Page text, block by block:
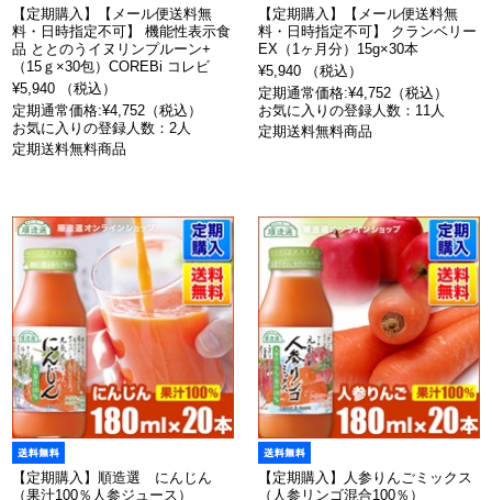
【定期購入】【メール便送料無
料・日時指定不可】 機能性表示食
品 ととのうイヌリンプルーン+
（15ｇ×30包）COREBi コレビ
¥5,940 （税込）
定期通常価格:¥4,752（税込）
お気に入りの登録人数：2人
定期送料無料商品
【定期購入】【メール便送料無
料・日時指定不可】 クランベリー
EX（1ヶ月分）15g×30本
¥5,940 （税込）
定期通常価格:¥4,752（税込）
お気に入りの登録人数：11人
定期送料無料商品
【定期購入】順造選 にんじん
（果汁100％人参ジュース）
【定期購入】人参りんごミックス
（人参リンゴ混合100％）